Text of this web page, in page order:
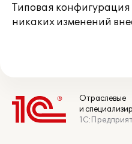
Типовая конфигурация
никаких изменений
Отраслевые
и